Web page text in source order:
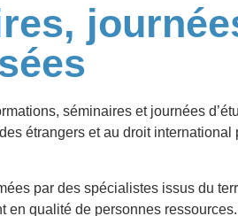
séminaires et journées
étrangers et au droit
par des spécialistes issus du
en qualité de personnes ressources.